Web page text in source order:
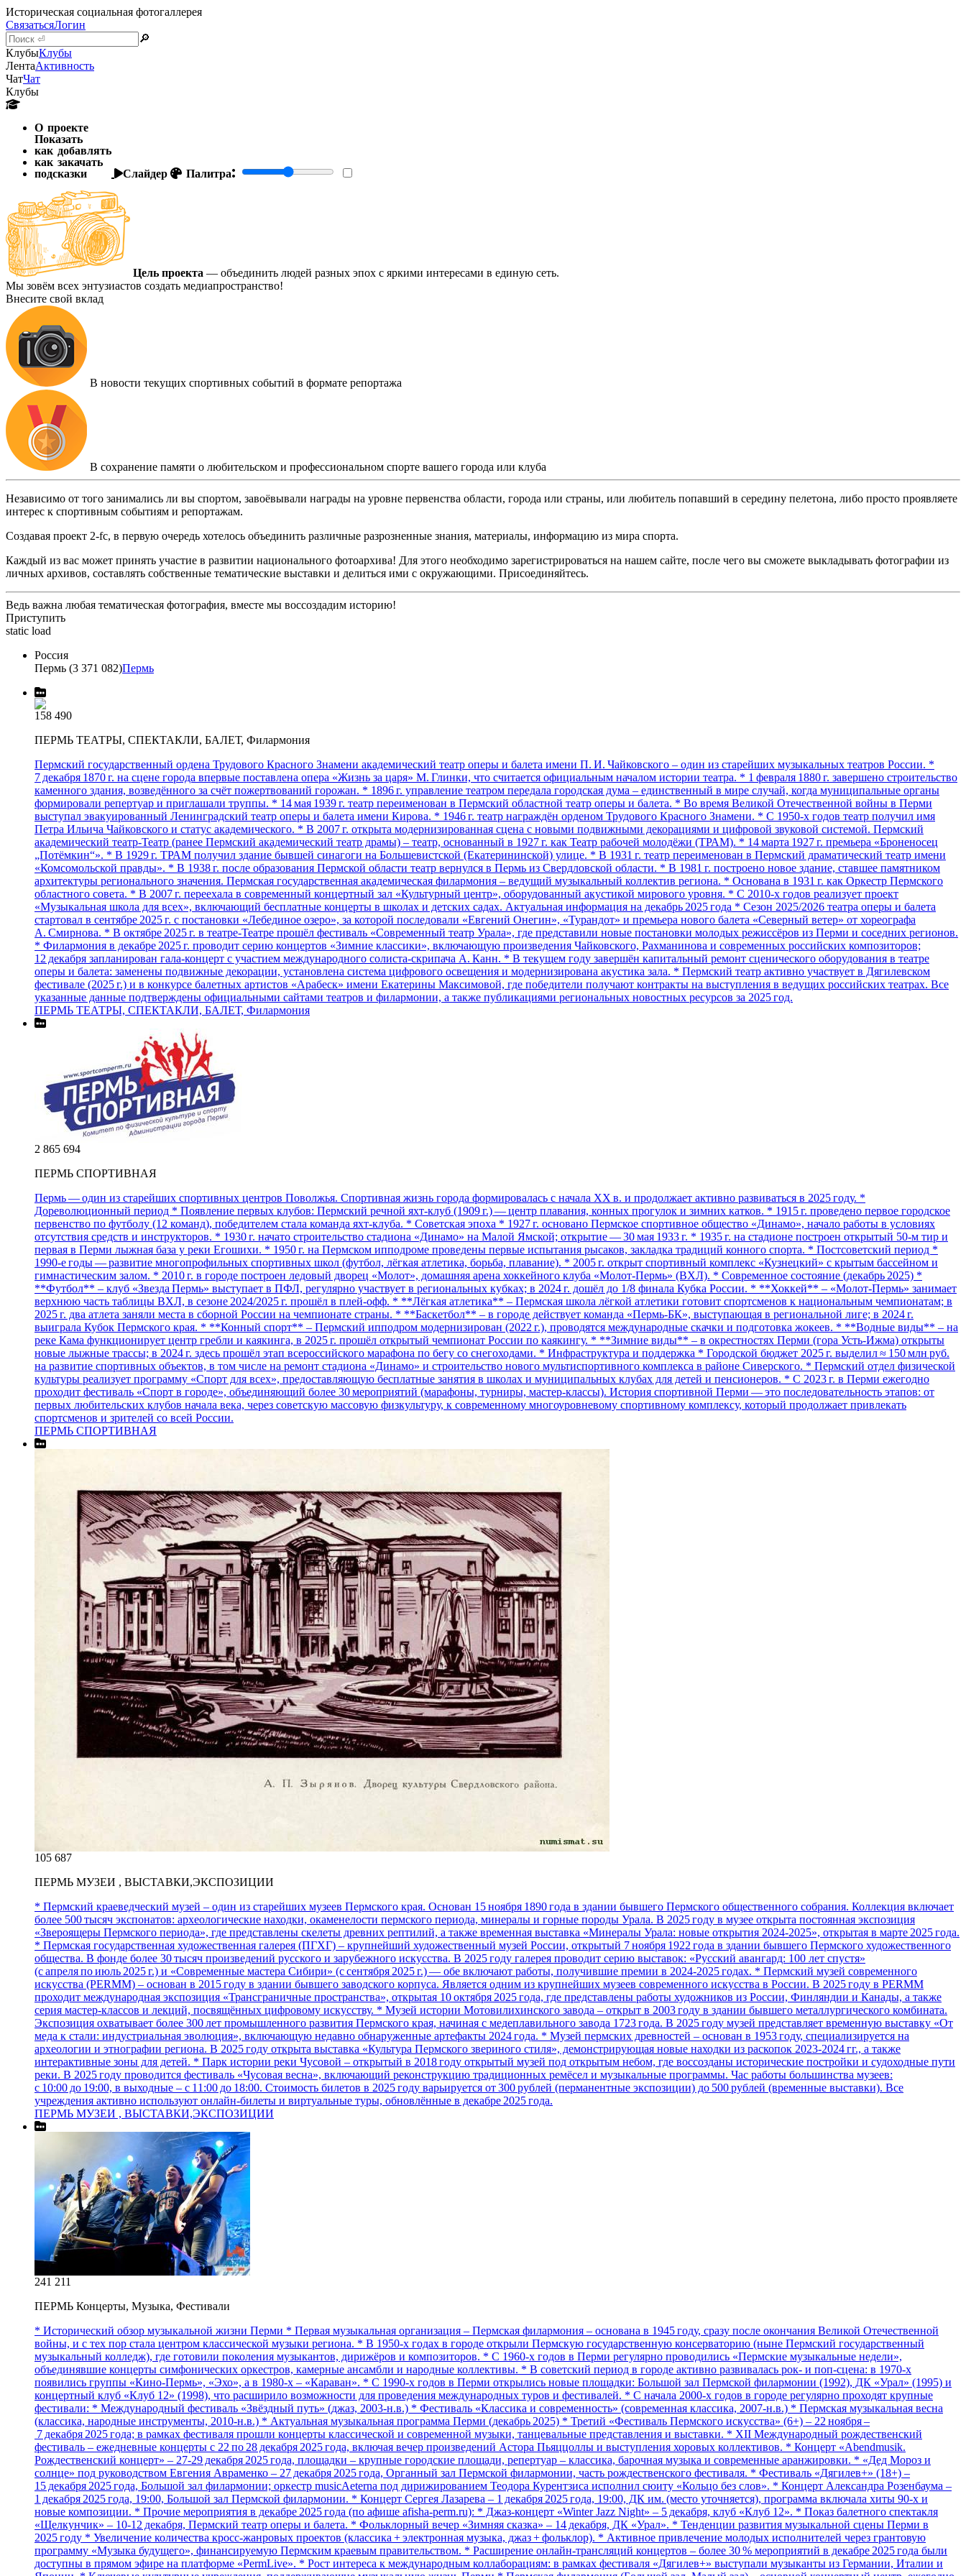
Историческая социальная фотогаллерея
СвязатьсяЛогин
🔎
КлубыКлубы
ЛентаАктивность
ЧатЧат
Клубы
О проекте
Показать
как добавлять
как закачать
подсказки
Слайдер Палитра:
Цель проекта — объединить людей разных эпох с яркими интересами в единую сеть.
Мы зовём всех энтузиастов создать медиапространство!
Внесите свой вклад
В новости текущих спортивных событий в формате репортажа
В сохранение памяти о любительском и профессиональном спорте вашего города или клуба
Независимо от того занимались ли вы спортом, завоёвывали награды на уровне первенства области, города или страны, или любитель попавший в середину пелетона, либо просто проявляете
интерес к спортивным событиям и репортажам.
Создавая проект 2-fc, в первую очередь хотелось объединить различные разрозненные знания, материалы, информацию из мира спорта.
Каждый из вас может принять участие в развитии национального фотоархива! Для этого необходимо зарегистрироваться на нашем сайте, после чего вы сможете выкладывать фотографии из
личных архивов, составлять собственные тематические выставки и делиться ими с окружающими. Присоединяйтесь.
Ведь важна любая тематическая фотография, вместе мы воссоздадим историю!
Приступить
static load
Россия
Пермь (3 371 082)Пермь
158 490
ПЕРМЬ ТЕАТРЫ, СПЕКТАКЛИ, БАЛЕТ, Филармония
Пермский государственный ордена Трудового Красного Знамени академический театр оперы и балета имени П. И. Чайковского – один из старейших музыкальных театров России. *
7 декабря 1870 г. на сцене города впервые поставлена опера «Жизнь за царя» М. Глинки, что считается официальным началом истории театра. * 1 февраля 1880 г. завершено строительство
каменного здания, возведённого за счёт пожертвований горожан. * 1896 г. управление театром передала городская дума – единственный в мире случай, когда муниципальные органы
формировали репертуар и приглашали труппы. * 14 мая 1939 г. театр переименован в Пермский областной театр оперы и балета. * Во время Великой Отечественной войны в Перми
выступал эвакуированный Ленинградский театр оперы и балета имени Кирова. * 1946 г. театр награждён орденом Трудового Красного Знамени. * С 1950‑х годов театр получил имя
Петра Ильича Чайковского и статус академического. * В 2007 г. открыта модернизированная сцена с новыми подвижными декорациями и цифровой звуковой системой. Пермский
академический театр‑Театр (ранее Пермский академический театр драмы) – театр, основанный в 1927 г. как Театр рабочей молодёжи (ТРАМ). * 14 марта 1927 г. премьера «Броненосец
„Потёмкин“». * В 1929 г. ТРАМ получил здание бывшей синагоги на Большевистской (Екатерининской) улице. * В 1931 г. театр переименован в Пермский драматический театр имени
«Комсомольской правды». * В 1938 г. после образования Пермской области театр вернулся в Пермь из Свердловской области. * В 1981 г. построено новое здание, ставшее памятником
архитектуры регионального значения. Пермская государственная академическая филармония – ведущий музыкальный коллектив региона. * Основана в 1931 г. как Оркестр Пермского
областного совета. * В 2007 г. переехала в современный концертный зал «Культурный центр», оборудованный акустикой мирового уровня. * С 2010‑х годов реализует проект
«Музыкальная школа для всех», включающий бесплатные концерты в школах и детских садах. Актуальная информация на декабрь 2025 года * Сезон 2025/2026 театра оперы и балета
стартовал в сентябре 2025 г. с постановки «Лебединое озеро», за которой последовали «Евгений Онегин», «Турандот» и премьера нового балета «Северный ветер» от хореографа
А. Смирнова. * В октябре 2025 г. в театре‑Театре прошёл фестиваль «Современный театр Урала», где представили новые постановки молодых режиссёров из Перми и соседних регионов.
* Филармония в декабре 2025 г. проводит серию концертов «Зимние классики», включающую произведения Чайковского, Рахманинова и современных российских композиторов;
12 декабря запланирован гала‑концерт с участием международного солиста‑скрипача А. Канн. * В текущем году завершён капитальный ремонт сценического оборудования в театре
оперы и балета: заменены подвижные декорации, установлена система цифрового освещения и модернизирована акустика зала. * Пермский театр активно участвует в Дягилевском
фестивале (2025 г.) и в конкурсе балетных артистов «Арабеск» имени Екатерины Максимовой, где победители получают контракты на выступления в ведущих российских театрах. Все
указанные данные подтверждены официальными сайтами театров и филармонии, а также публикациями региональных новостных ресурсов за 2025 год.
ПЕРМЬ ТЕАТРЫ, СПЕКТАКЛИ, БАЛЕТ, Филармония
2 865 694
ПЕРМЬ СПОРТИВНАЯ
Пермь — один из старейших спортивных центров Поволжья. Спортивная жизнь города формировалась с начала XX в. и продолжает активно развиваться в 2025 году. *
Дореволюционный период * Появление первых клубов: Пермский речной яхт‑клуб (1909 г.) — центр плавания, конных прогулок и зимних катков. * 1915 г. проведено первое городское
первенство по футболу (12 команд), победителем стала команда яхт‑клуба. * Советская эпоха * 1927 г. основано Пермское спортивное общество «Динамо», начало работы в условиях
отсутствия средств и инструкторов. * 1930 г. начато строительство стадиона «Динамо» на Малой Ямской; открытие — 30 мая 1933 г. * 1935 г. на стадионе построен открытый 50‑м тир и
первая в Перми лыжная база у реки Егошихи. * 1950 г. на Пермском ипподроме проведены первые испытания рысаков, закладка традиций конного спорта. * Постсоветский период *
1990‑е годы — развитие многопрофильных спортивных школ (футбол, лёгкая атлетика, борьба, плавание). * 2005 г. открыт спортивный комплекс «Кузнецкий» с крытым бассейном и
гимнастическим залом. * 2010 г. в городе построен ледовый дворец «Молот», домашняя арена хоккейного клуба «Молот‑Пермь» (ВХЛ). * Современное состояние (декабрь 2025) *
**Футбол** – клуб «Звезда Пермь» выступает в ПФЛ, регулярно участвует в региональных кубках; в 2024 г. дошёл до 1/8 финала Кубка России. * **Хоккей** – «Молот‑Пермь» занимает
верхнюю часть таблицы ВХЛ, в сезоне 2024/2025 г. прошёл в плей‑офф. * **Лёгкая атлетика** – Пермская школа лёгкой атлетики готовит спортсменов к национальным чемпионатам; в
2025 г. два атлета заняли места в сборной России на чемпионате страны. * **Баскетбол** – в городе действует команда «Пермь‑БК», выступающая в региональной лиге; в 2024 г.
выиграла Кубок Пермского края. * **Конный спорт** – Пермский ипподром модернизирован (2022 г.), проводятся международные скачки и подготовка жокеев. * **Водные виды** – на
реке Кама функционирует центр гребли и каякинга, в 2025 г. прошёл открытый чемпионат России по каякингу. * **Зимние виды** – в окрестностях Перми (гора Усть-Ижма) открыты
новые лыжные трассы; в 2024 г. здесь прошёл этап всероссийского марафона по бегу со снегоходами. * Инфраструктура и поддержка * Городской бюджет 2025 г. выделил ≈ 150 млн руб.
на развитие спортивных объектов, в том числе на ремонт стадиона «Динамо» и строительство нового мультиспортивного комплекса в районе Сиверского. * Пермский отдел физической
культуры реализует программу «Спорт для всех», предоставляющую бесплатные занятия в школах и муниципальных клубах для детей и пенсионеров. * С 2023 г. в Перми ежегодно
проходит фестиваль «Спорт в городе», объединяющий более 30 мероприятий (марафоны, турниры, мастер‑классы). История спортивной Перми — это последовательность этапов: от
первых любительских клубов начала века, через советскую массовую физкультуру, к современному многоуровневому спортивному комплексу, который продолжает привлекать
спортсменов и зрителей со всей России.
ПЕРМЬ СПОРТИВНАЯ
105 687
ПЕРМЬ МУЗЕИ , ВЫСТАВКИ,ЭКСПОЗИЦИИ
* Пермский краеведческий музей – один из старейших музеев Пермского края. Основан 15 ноября 1890 года в здании бывшего Пермского общественного собрания. Коллекция включает
более 500 тысяч экспонатов: археологические находки, окаменелости пермского периода, минералы и горные породы Урала. В 2025 году в музее открыта постоянная экспозиция
«Звероящеры Пермского периода», где представлены скелеты древних рептилий, а также временная выставка «Минералы Урала: новые открытия 2024‑2025», открытая в марте 2025 года.
* Пермская государственная художественная галерея (ПГХГ) – крупнейший художественный музей России, открытый 7 ноября 1922 года в здании бывшего Пермского художественного
общества. В фонде более 30 тысяч произведений русского и зарубежного искусства. В 2025 году галерея проводит серию выставок: «Русский авангард: 100 лет спустя»
(с апреля по июль 2025 г.) и «Современные мастера Сибири» (с сентября 2025 г.) — обе включают работы, получившие премии в 2024‑2025 годах. * Пермский музей современного
искусства (PERMM) – основан в 2015 году в здании бывшего заводского корпуса. Является одним из крупнейших музеев современного искусства в России. В 2025 году в PERMM
проходит международная экспозиция «Трансграничные пространства», открытая 10 октября 2025 года, где представлены работы художников из России, Финляндии и Канады, а также
серия мастер‑классов и лекций, посвящённых цифровому искусству. * Музей истории Мотовилихинского завода – открыт в 2003 году в здании бывшего металлургического комбината.
Экспозиция охватывает более 300 лет промышленного развития Пермского края, начиная с медеплавильного завода 1723 года. В 2025 году музей представляет временную выставку «От
меда к стали: индустриальная эволюция», включающую недавно обнаруженные артефакты 2024 года. * Музей пермских древностей – основан в 1953 году, специализируется на
археологии и этнографии региона. В 2025 году открыта выставка «Культура Пермского звериного стиля», демонстрирующая новые находки из раскопок 2023‑2024 гг., а также
интерактивные зоны для детей. * Парк истории реки Чусовой – открытый в 2018 году открытый музей под открытым небом, где воссозданы исторические постройки и судоходные пути
реки. В 2025 году проводится фестиваль «Чусовая весна», включающий реконструкцию традиционных ремёсел и музыкальные программы. Час работы большинства музеев:
с 10:00 до 19:00, в выходные – с 11:00 до 18:00. Стоимость билетов в 2025 году варьируется от 300 рублей (перманентные экспозиции) до 500 рублей (временные выставки). Все
учреждения активно используют онлайн‑билеты и виртуальные туры, обновлённые в декабре 2025 года.
ПЕРМЬ МУЗЕИ , ВЫСТАВКИ,ЭКСПОЗИЦИИ
241 211
ПЕРМЬ Концерты, Музыка, Фестивали
* Исторический обзор музыкальной жизни Перми * Первая музыкальная организация – Пермская филармония – основана в 1945 году, сразу после окончания Великой Отечественной
войны, и с тех пор стала центром классической музыки региона. * В 1950‑х годах в городе открыли Пермскую государственную консерваторию (ныне Пермский государственный
музыкальный колледж), где готовили поколения музыкантов, дирижёров и композиторов. * С 1960‑х годов в Перми регулярно проводились «Пермские музыкальные недели»,
объединявшие концерты симфонических оркестров, камерные ансамбли и народные коллективы. * В советский период в городе активно развивалась рок‑ и поп‑сцена: в 1970‑х
появились группы «Кино‑Пермь», «Эхо», а в 1980‑х – «Караван». * С 1990‑х годов в Перми открылись новые площадки: Большой зал Пермской филармонии (1992), ДК «Урал» (1995) и
концертный клуб «Клуб 12» (1998), что расширило возможности для проведения международных туров и фестивалей. * С начала 2000‑х годов в городе регулярно проходят крупные
фестивали: * Международный фестиваль «Звёздный путь» (джаз, 2003‑н.в.) * Фестиваль «Классика и современность» (современная классика, 2007‑н.в.) * Пермская музыкальная весна
(классика, народные инструменты, 2010‑н.в.) * Актуальная музыкальная программа Перми (декабрь 2025) * Третий «Фестиваль Пермского искусства» (6+) – 22 ноября –
7 декабря 2025 года; в рамках фестиваля прошли концерты классической и современной музыки, танцевальные представления и выставки. * XII Международный рождественский
фестиваль – ежедневные концерты с 22 по 28 декабря 2025 года, включая вечер произведений Астора Пьяццоллы и выступления хоровых коллективов. * Концерт «Abendmusik.
Рождественский концерт» – 27‑29 декабря 2025 года, площадки – крупные городские площади, репертуар – классика, барочная музыка и современные аранжировки. * «Дед Мороз и
солнце» под руководством Евгения Авраменко – 27 декабря 2025 года, Органный зал Пермской филармонии, часть рождественского фестиваля. * Фестиваль «Дягилев+» (18+) –
15 декабря 2025 года, Большой зал филармонии; оркестр musicAeterna под дирижированием Теодора Курентзиса исполнил сюиту «Кольцо без слов». * Концерт Александра Розенбаума –
1 декабря 2025 года, 19:00, Большой зал Пермской филармонии. * Концерт Сергея Лазарева – 1 декабря 2025 года, 19:00, ДК им. (место уточняется), программа включала хиты 90‑х и
новые композиции. * Прочие мероприятия в декабре 2025 года (по афише afisha-perm.ru): * Джаз‑концерт «Winter Jazz Night» – 5 декабря, клуб «Клуб 12». * Показ балетного спектакля
«Щелкунчик» – 10‑12 декабря, Пермский театр оперы и балета. * Фольклорный вечер «Зимняя сказка» – 14 декабря, ДК «Урал». * Тенденции развития музыкальной сцены Перми в
2025 году * Увеличение количества кросс‑жанровых проектов (классика + электронная музыка, джаз + фольклор). * Активное привлечение молодых исполнителей через грантовую
программу «Музыка будущего», финансируемую Пермским краевым правительством. * Расширение онлайн‑трансляций концертов – более 30 % мероприятий в декабре 2025 года были
доступны в прямом эфире на платформе «PermLive». * Рост интереса к международным коллаборациям: в рамках фестиваля «Дягилев+» выступали музыканты из Германии, Италии и